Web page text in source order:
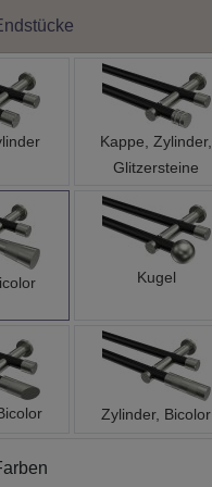
Kappe, Zylinder,
Glitzersteine
Kugel
Zylinder, Bicolor